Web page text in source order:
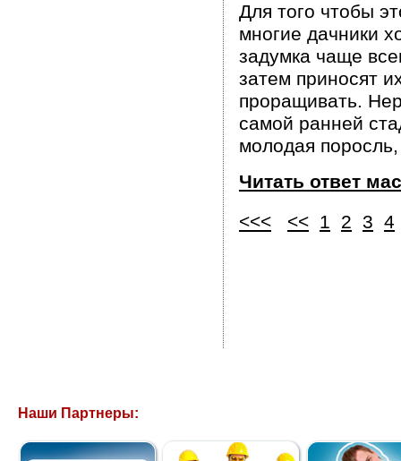
Для того чтобы
многие дачники
задумка чаще
затем приносят
проращивать.
самой ранней
молодая поросль,
Читать ответ
<<<
<< 1 2 3 4
Наши Партнеры: